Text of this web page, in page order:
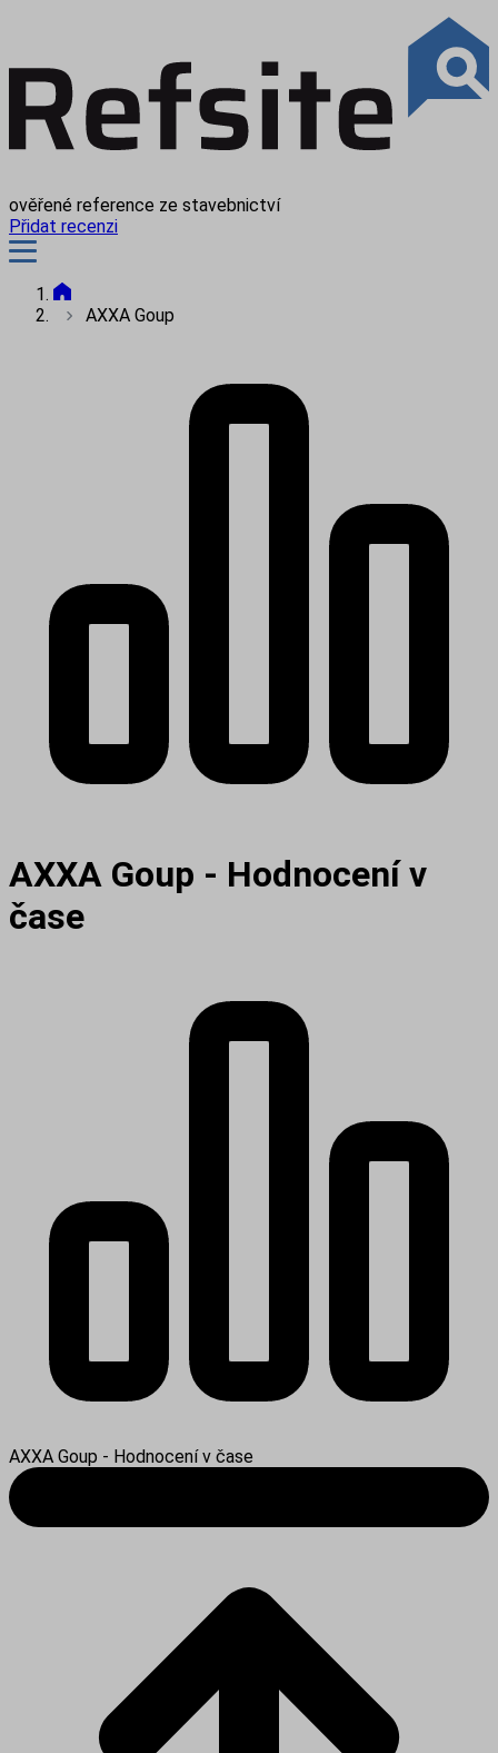
ověřené reference ze stavebnictví
Přidat recenzi
AXXA Goup
AXXA Goup - Hodnocení v
čase
AXXA Goup - Hodnocení v čase